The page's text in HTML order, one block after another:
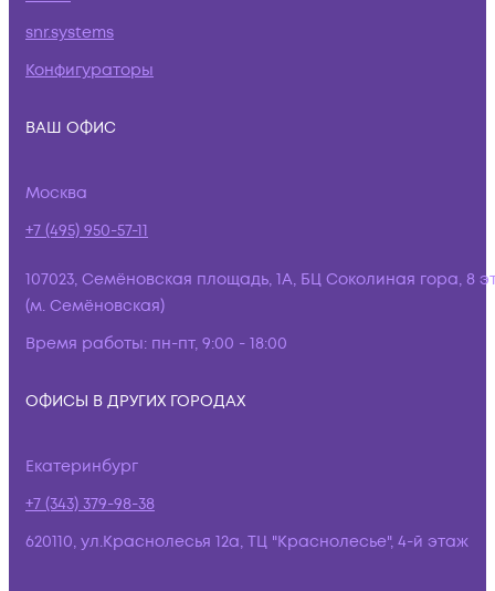
snr.systems
Конфигураторы
ВАШ ОФИС
Москва
+7 (495) 950-57-11
107023, Семёновская площадь, 1А, БЦ Соколиная гора, 8
(м. Семёновская)
Время работы: пн-пт, 9:00 - 18:00
ОФИСЫ В ДРУГИХ ГОРОДАХ
Екатеринбург
+7 (343) 379-98-38
620110, ул.Краснолесья 12а, ТЦ "Краснолесье", 4-й этаж